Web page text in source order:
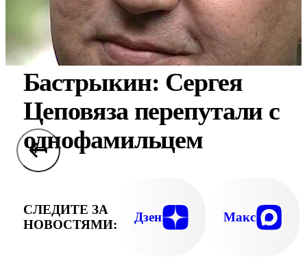
Бастрыкин: Сергея
Цеповяза перепутали с
однофамильцем
СЛЕДИТЕ ЗА
НОВОСТЯМИ:
Дзен Макс